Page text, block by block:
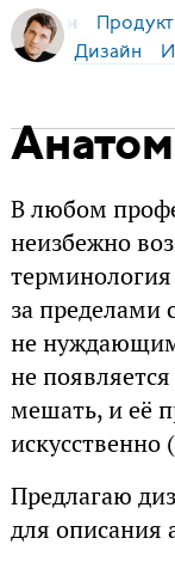
Бирман
Дизайн
В любом
неизбежно
за пределами
не
не
мешать, и её
искусственно (
Предлагаю
для описания